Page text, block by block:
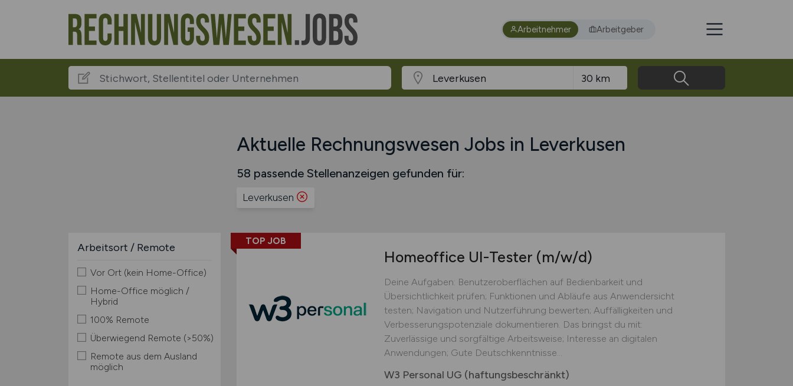
Arbeitnehmer Arbeitgeber
Aktuelle Rechnungswesen Jobs in Leverkusen
58 passende Stellenanzeigen gefunden für:
Leverkusen
Arbeitsort / Remote
Vor Ort (kein Home-Office)
Home-Office möglich /
Hybrid
100% Remote
Überwiegend Remote (>50%)
Remote aus dem Ausland
möglich
TOP JOB
Homeoffice UI-Tester (m/w/d)
Deine Aufgaben: Benutzeroberflächen auf Bedienbarkeit und
Übersichtlichkeit prüfen; Funktionen und Abläufe aus Anwendersicht
testen; Navigation und Nutzerführung bewerten; Auffälligkeiten und
Verbesserungspotenziale dokumentieren. Das bringst du mit:
Zuverlässige und sorgfältige Arbeitsweise; Interesse an digitalen
Anwendungen; Gute Deutschkenntnisse...
W3 Personal UG (haftungsbeschränkt)